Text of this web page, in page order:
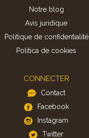
Notre blog
Avis juridique
Politique de confidentialité
Politica de cookies
CONNECTER
Contact
Facebook
Instagram
Twitter